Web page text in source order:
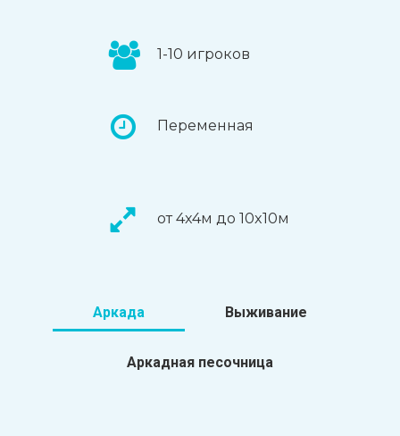
1-10 игроков
Переменная
от 4x4м до 10x10м
Аркада Выживание
Аркадная песочница